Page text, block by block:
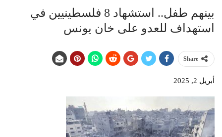
بينهم طفل.. استشهاد 8 فلسطينيين في
استهداف للعدو على خان يونس
Share
أبريل 2, 2025